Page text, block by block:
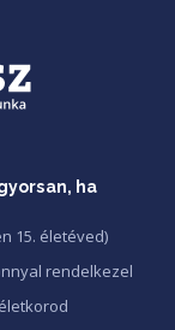
ha
15. életéved)
rendelkezel